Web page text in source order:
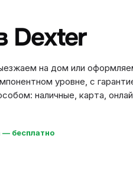
Газовая плита
Холодильная
камера
Отопительный
Dexter
на дом или
уровне, с
наличные, карта,
— бесплатно